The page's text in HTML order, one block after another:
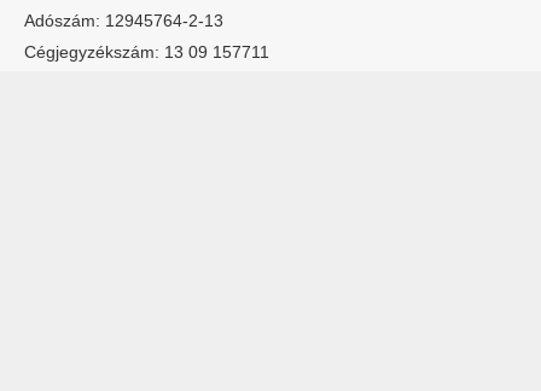
Adószám: 12945764-2-13
Cégjegyzékszám: 13 09 157711